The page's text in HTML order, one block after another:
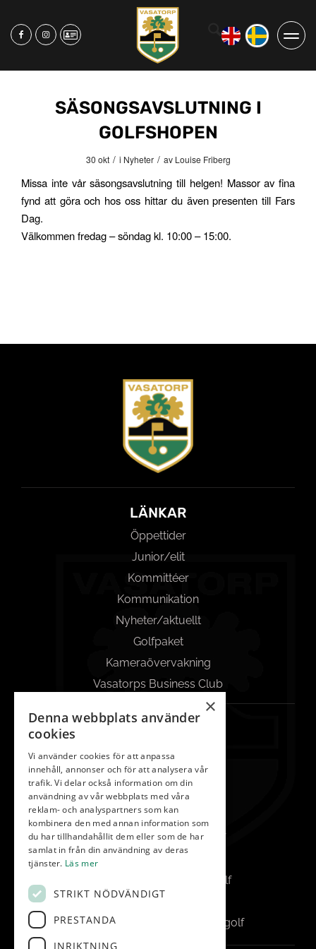
SÄSONGSAVSLUTNING I
GOLFSHOPEN
30 okt / i Nyheter / av Louise Friberg
Missa inte vår säsongsavslutning till helgen! Massor av fina
fynd att göra och hos oss hittar du även presenten till Fars
Dag.
Välkommen fredag – söndag kl. 10:00 – 15:00.
LÄNKAR
Öppettider
Junior/elit
Kommittéer
Kommunikation
Nyheter/aktuellt
Golfpaket
Kameraövervakning
Vasatorps Business Club
042-450 85 00
Reception
info@vasatorp.golf
Restaurang
restaurang@vasatorp.golf
Klubbchef
louise.friberg@vasatorp.golf
Banchef
pontus.albertsson@vasatorp.golf
×
Denna webbplats använder
cookies
Vi använder cookies för att anpassa
innehåll, annonser och för att analysera vår
trafik. Vi delar också information om din
användning av vår webbplats med våra
reklam- och analyspartners som kan
kombinera den med annan information som
du har tillhandahållit dem eller som de har
samlat in från din användning av deras
tjänster. Läs mer
STRIKT NÖDVÄNDIGT
PRESTANDA
INRIKTNING